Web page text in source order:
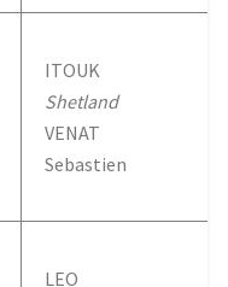
ITOUK
Shetland
VENAT
Sebastien
LEO